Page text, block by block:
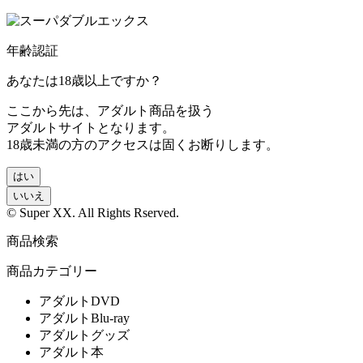
年齢認証
あなたは18歳以上ですか？
ここから先は、アダルト商品を扱う
アダルトサイトとなります。
18歳未満の方のアクセスは固くお断りします。
はい
いいえ
© Super XX. All Rights Rserved.
商品検索
商品カテゴリー
アダルトDVD
アダルトBlu-ray
アダルトグッズ
アダルト本